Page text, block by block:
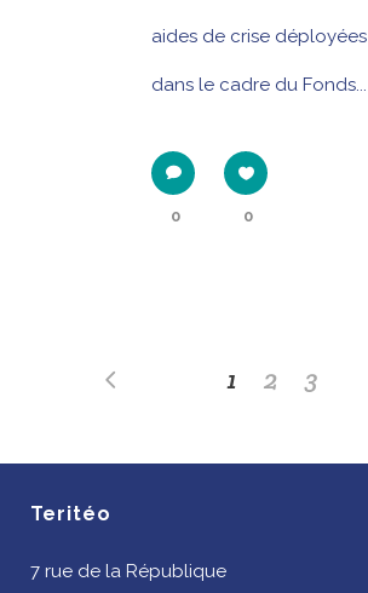
aides de crise déployées
dans le cadre du Fonds...
0 0
1 2 3
Teritéo
7 rue de la République